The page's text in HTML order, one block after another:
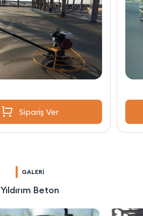
Sipariş Ver
GALERİ
Yıldırım Beton